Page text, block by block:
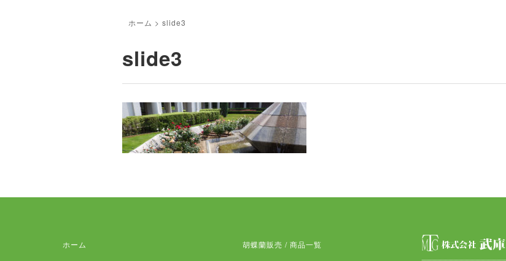
ホーム >slide3
slide3
ホーム
胡蝶蘭販売 / 商品一覧